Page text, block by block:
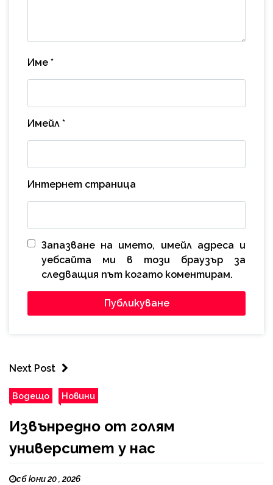
Име *
Имейл *
Интернет страница
Запазване на името, имейл адреса и
уебсайта ми в този браузър за
следващия път когато коментирам.
Next Post
Водещо Новини
Извънредно от голям
университет у нас
сб юни 20 , 2026